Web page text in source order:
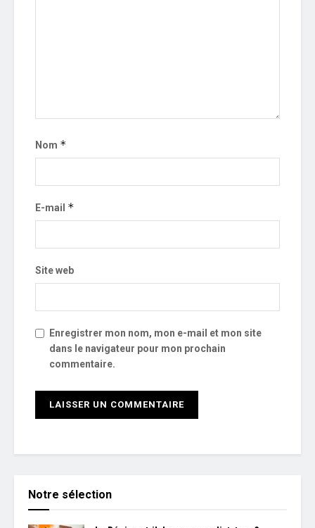
Nom *
E-mail *
Site web
Enregistrer mon nom, mon e-mail et mon site
dans le navigateur pour mon prochain
commentaire.
Notre sélection